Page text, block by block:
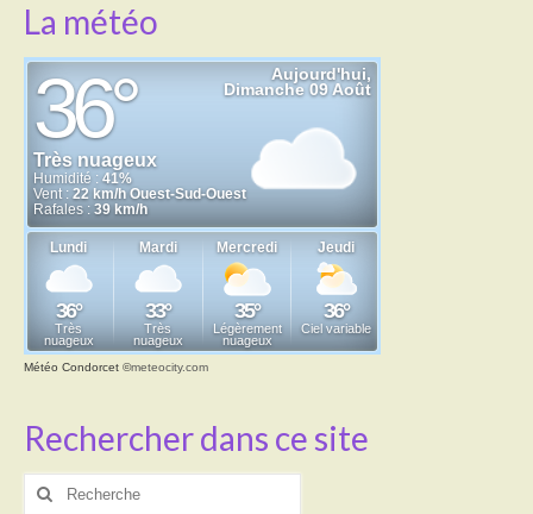
La météo
Météo Condorcet ©meteocity.com
Rechercher dans ce site
Rechercher